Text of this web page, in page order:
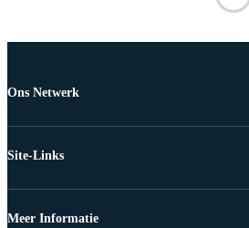
Ons Netwerk
Site-Links
Meer Informatie